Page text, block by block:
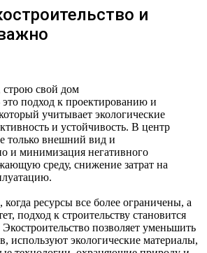
и
строю свой дом
подход к проектированию и
учитывает экологические
и устойчивость. В центр
только внешний вид и
и минимизация негативного
среду, снижение затрат на
ресурсы все более ограничены, а
подход к строительству становится
позволяет уменьшить
используют экологические материалы,